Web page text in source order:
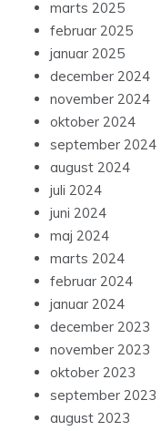
marts 2025
februar 2025
januar 2025
december 2024
november 2024
oktober 2024
september 2024
august 2024
juli 2024
juni 2024
maj 2024
marts 2024
februar 2024
januar 2024
december 2023
november 2023
oktober 2023
september 2023
august 2023